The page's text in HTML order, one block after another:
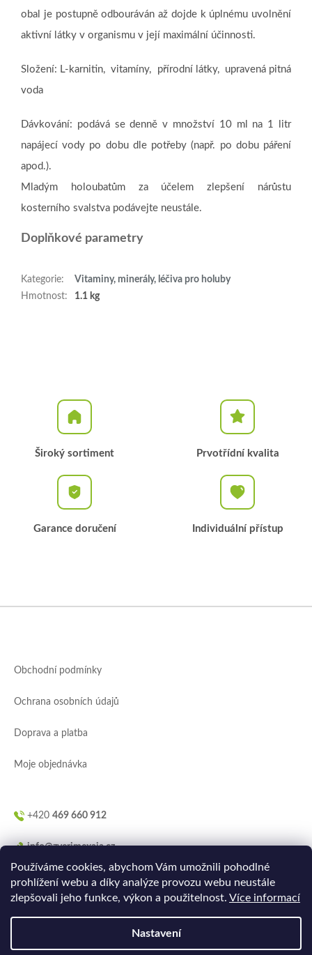
Používáme cookies, abychom Vám umožnili pohodlné
prohlížení webu a díky analýze provozu webu neustále
zlepšovali jeho funkce, výkon a použitelnost. Více informací
Nastavení
obal je postupně odbouráván až dojde k úplnému uvolnění
aktivní látky v organismu v její maximální účinnosti.
Složení: L-karnitin, vitamíny, přírodní látky, upravená pitná
voda
Dávkování: podává se denně v množství 10 ml na 1 litr
napájecí vody po dobu dle potřeby (např. po dobu páření
apod.).
Mladým holoubatům za účelem zlepšení nárůstu
kosterního svalstva podávejte neustále.
Doplňkové parametry
Kategorie:
Vitaminy, minerály, léčiva pro holuby
Hmotnost: 1.1 kg
Široký sortiment Prvotřídní kvalita
Garance doručení Individuální přístup
Obchodní podmínky
Ochrana osobních údajů
Doprava a platba
Moje objednávka
+420 469 660 912
info@zverimexaja.cz
VytvořiloLer.studio